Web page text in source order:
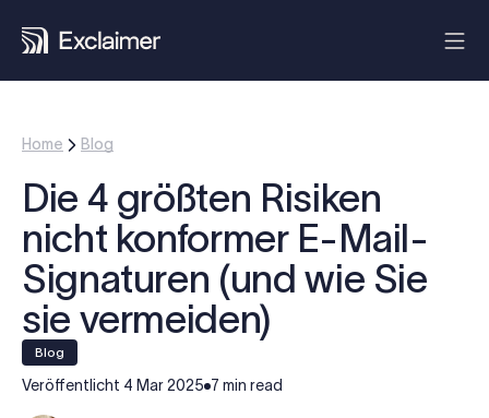
Home Blog
Die 4 größten Risiken
nicht konformer E-Mail-
Signaturen (und wie Sie
sie vermeiden)
blog
Veröffentlicht 4 Mar 2025 7 min read